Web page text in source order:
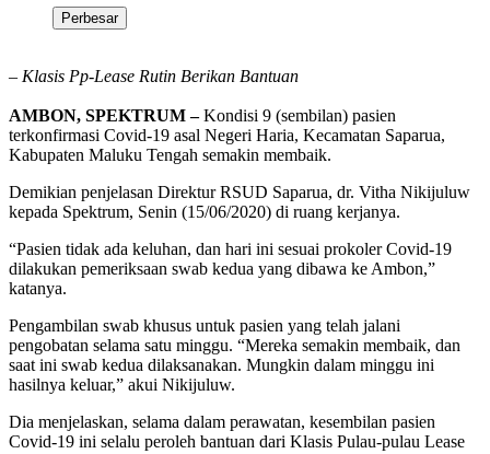
Perbesar
– Klasis Pp-Lease Rutin Berikan Bantuan
AMBON, SPEKTRUM –Kondisi 9 (sembilan) pasien
terkonfirmasi Covid-19 asal Negeri Haria, Kecamatan Saparua,
Kabupaten Maluku Tengah semakin membaik.
Demikian penjelasan Direktur RSUD Saparua, dr. Vitha Nikijuluw
kepada Spektrum, Senin (15/06/2020) di ruang kerjanya.
“Pasien tidak ada keluhan, dan hari ini sesuai prokoler Covid-19
dilakukan pemeriksaan swab kedua yang dibawa ke Ambon,”
katanya.
Pengambilan swab khusus untuk pasien yang telah jalani
pengobatan selama satu minggu. “Mereka semakin membaik, dan
saat ini swab kedua dilaksanakan. Mungkin dalam minggu ini
hasilnya keluar,” akui Nikijuluw.
Dia menjelaskan, selama dalam perawatan, kesembilan pasien
Covid-19 ini selalu peroleh bantuan dari Klasis Pulau-pulau Lease